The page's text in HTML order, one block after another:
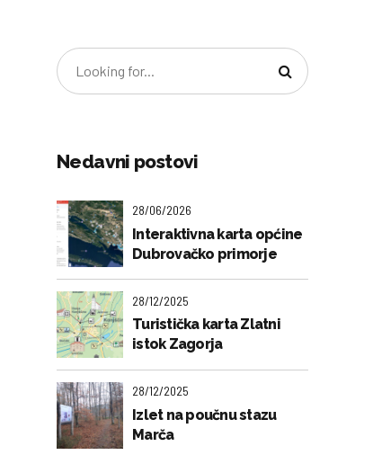
Nedavni postovi
28/06/2026
Interaktivna karta općine
Dubrovačko primorje
28/12/2025
Turistička karta Zlatni
istok Zagorja
28/12/2025
Izlet na poučnu stazu
Marča